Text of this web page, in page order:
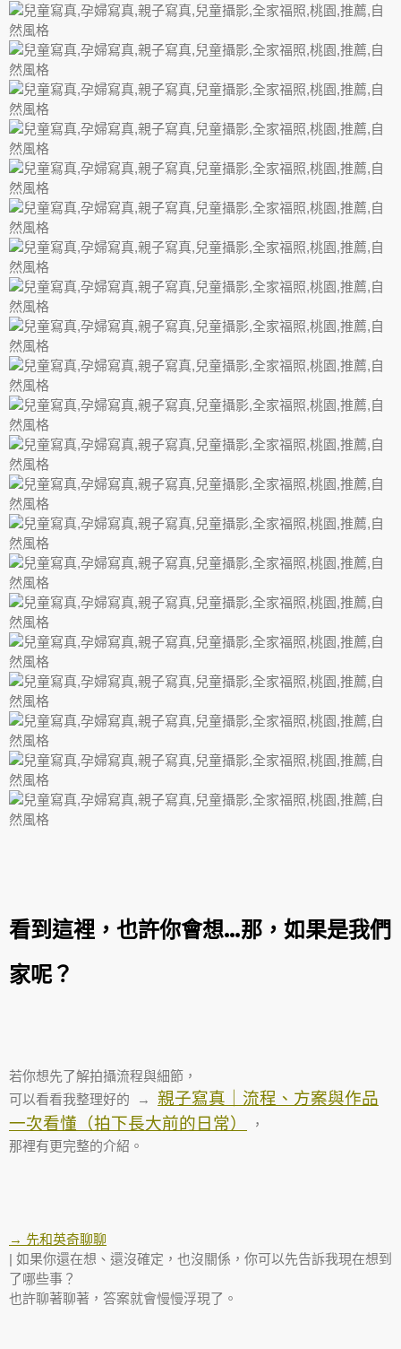
看到這裡，也許你會想…那，如果是我們
家呢？
若你想先了解拍攝流程與細節，
可以看看我整理好的 → 親子寫真｜流程、方案與作品
一次看懂（拍下長大前的日常）
，
那裡有更完整的介紹。
→ 先和英奇聊聊
| 如果你還在想、還沒確定，也沒關係，你可以先告訴我現在想到
了哪些事？
也許聊著聊著，答案就會慢慢浮現了。